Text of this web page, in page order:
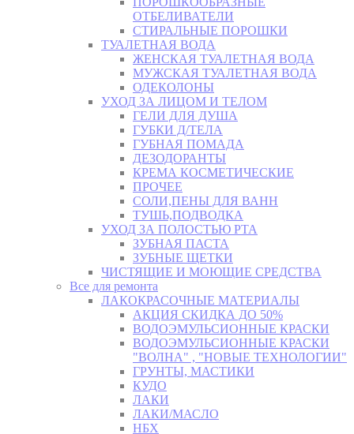
ОТБЕЛИВАТЕЛИ
СТИРАЛЬНЫЕ ПОРОШКИ
ТУАЛЕТНАЯ ВОДА
ЖЕНСКАЯ ТУАЛЕТНАЯ ВОДА
МУЖСКАЯ ТУАЛЕТНАЯ ВОДА
ОДЕКОЛОНЫ
УХОД ЗА ЛИЦОМ И ТЕЛОМ
ГЕЛИ ДЛЯ ДУША
ГУБКИ Д/ТЕЛА
ГУБНАЯ ПОМАДА
ДЕЗОДОРАНТЫ
КРЕМА КОСМЕТИЧЕСКИЕ
ПРОЧЕЕ
СОЛИ,ПЕНЫ ДЛЯ ВАНН
ТУШЬ,ПОДВОДКА
УХОД ЗА ПОЛОСТЬЮ РТА
ЗУБНАЯ ПАСТА
ЗУБНЫЕ ЩЕТКИ
ЧИСТЯЩИЕ И МОЮЩИЕ СРЕДСТВА
Все для ремонта
ЛАКОКРАСОЧНЫЕ МАТЕРИАЛЫ
АКЦИЯ СКИДКА ДО 50%
ВОДОЭМУЛЬСИОННЫЕ КРАСКИ
ВОДОЭМУЛЬСИОННЫЕ КРАСКИ
"ВОЛНА" , "НОВЫЕ ТЕХНОЛОГИИ"
ГРУНТЫ, МАСТИКИ
КУДО
ЛАКИ
ЛАКИ/МАСЛО
НБХ